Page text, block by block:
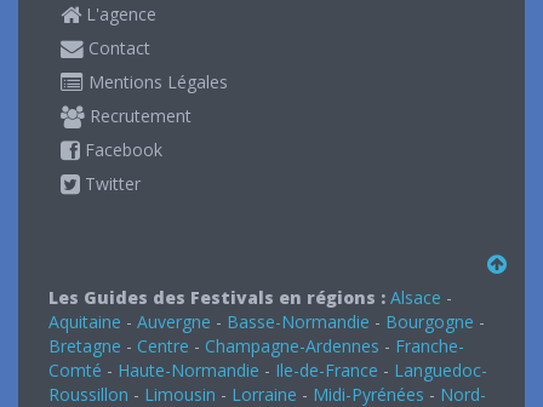
L'agence
Contact
Mentions Légales
Recrutement
Facebook
Twitter
Les Guides des Festivals en régions : Alsace -
Aquitaine - Auvergne - Basse-Normandie - Bourgogne -
Bretagne - Centre - Champagne-Ardennes - Franche-
Comté - Haute-Normandie - Ile-de-France - Languedoc-
Roussillon - Limousin - Lorraine - Midi-Pyrénées - Nord-